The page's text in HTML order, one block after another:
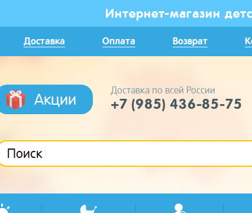
Интернет-магазин
Доставка Оплата Возврат
Акции
Доставка по всей России
+7 (985) 436-85-75
Поиск